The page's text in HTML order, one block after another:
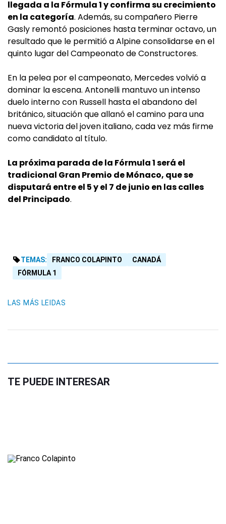
llegada a la Fórmula 1 y confirma su crecimiento
en la categoría. Además, su compañero Pierre
Gasly remontó posiciones hasta terminar octavo, un
resultado que le permitió a Alpine consolidarse en el
quinto lugar del Campeonato de Constructores.
En la pelea por el campeonato, Mercedes volvió a
dominar la escena. Antonelli mantuvo un intenso
duelo interno con Russell hasta el abandono del
británico, situación que allanó el camino para una
nueva victoria del joven italiano, cada vez más firme
como candidato al título.
La próxima parada de la Fórmula 1 será el
tradicional Gran Premio de Mónaco, que se
disputará entre el 5 y el 7 de junio en las calles
del Principado.
TEMAS: FRANCO COLAPINTO
CANADÁ
FÓRMULA 1
LAS MÁS LEIDAS
TE PUEDE INTERESAR